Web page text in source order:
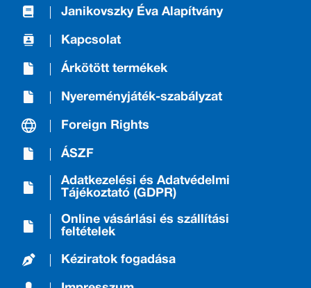
Janikovszky Éva Alapítvány
Kapcsolat
Árkötött termékek
Nyereményjáték-szabályzat
Foreign Rights
ÁSZF
Adatkezelési és Adatvédelmi
Tájékoztató (GDPR)
Online vásárlási és szállítási
feltételek
Kéziratok fogadása